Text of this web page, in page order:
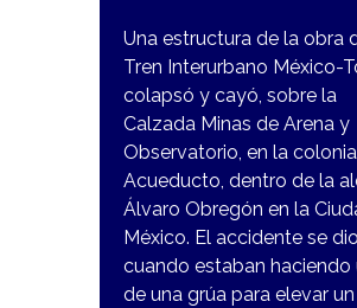
Una estructura de la obra
Tren Interurbano México-
colapsó y cayó, sobre la
Calzada Minas de Arena y
Observatorio, en la colonia
Acueducto, dentro de la
Álvaro Obregón en la
México. El accidente se dio
cuando estaban haciendo
de una grúa para elevar un